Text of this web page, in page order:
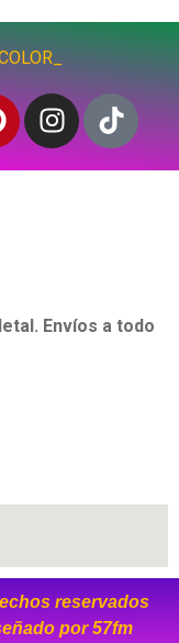
Envíos a todo
reservados
por57fm